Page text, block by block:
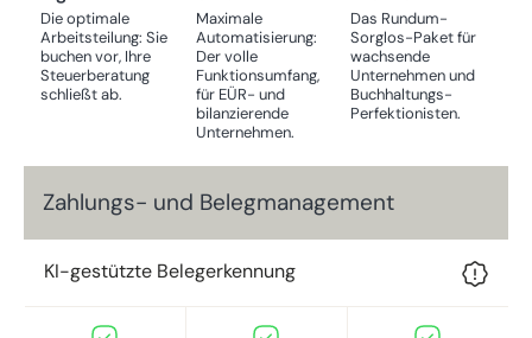
(oder drei Tage später) wieder aufzulösen und hat so nur
die halbe Arbeit. Mit unserem flexiblen Ansatz geben wir
Ihnen die Möglichkeit, hier maximal flexibel zu agieren.
Nutzen Sie Nebenbücher für Ihre Lieferanten und Kunden
mit Zahlungsziel und buchen Sie die vielen kleinen und
sofort bezahlten Geschäftsvorfälle direkt an der Zahlung.
So arbeiten Sie maximal effizient und zeitsparend!
Die optimale
Arbeitsteilung: Sie
buchen vor, Ihre
Steuerberatung
schließt ab.
Maximale
Automatisierung:
Der volle
Funktionsumfang,
für EÜR- und
bilanzierende
Unternehmen.
Das Rundum-
Sorglos-Paket für
wachsende
Unternehmen und
Buchhaltungs-
Perfektionisten.
Zahlungs- und Belegmanagement
KI-gestützte Belegerkennung